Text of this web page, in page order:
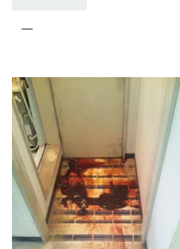
―